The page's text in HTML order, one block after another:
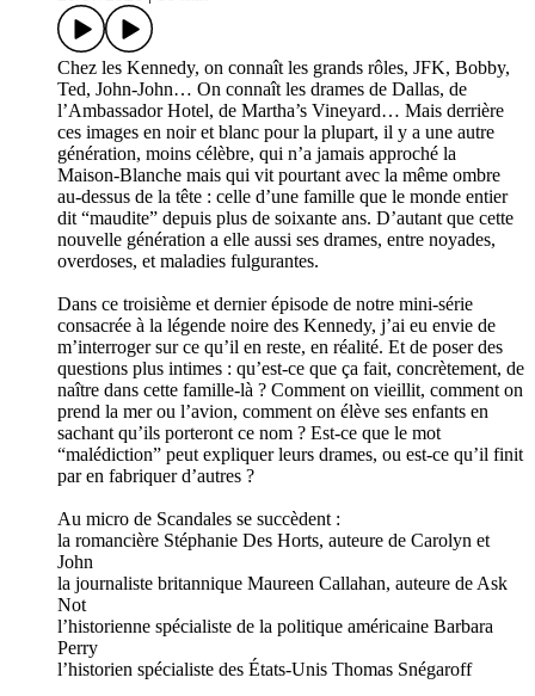
Chez les Kennedy, on connaît les grands rôles, JFK, Bobby,
Ted, John‑John… On connaît les drames de Dallas, de
l’Ambassador Hotel, de Martha’s Vineyard… Mais derrière
ces images en noir et blanc pour la plupart, il y a une autre
génération, moins célèbre, qui n’a jamais approché la
Maison‑Blanche mais qui vit pourtant avec la même ombre
au‑dessus de la tête : celle d’une famille que le monde entier
dit “maudite” depuis plus de soixante ans. D’autant que cette
nouvelle génération a elle aussi ses drames, entre noyades,
overdoses, et maladies fulgurantes.
Dans ce troisième et dernier épisode de notre mini-série
consacrée à la légende noire des Kennedy, j’ai eu envie de
m’interroger sur ce qu’il en reste, en réalité. Et de poser des
questions plus intimes : qu’est‑ce que ça fait, concrètement, de
naître dans cette famille‑là ? Comment on vieillit, comment on
prend la mer ou l’avion, comment on élève ses enfants en
sachant qu’ils porteront ce nom ? Est‑ce que le mot
“malédiction” peut expliquer leurs drames, ou est‑ce qu’il finit
par en fabriquer d’autres ?
Au micro de Scandales se succèdent :
la romancière Stéphanie Des Horts, auteure de Carolyn et
John
la journaliste britannique Maureen Callahan, auteure de Ask
Not
l’historienne spécialiste de la politique américaine Barbara
Perry
l’historien spécialiste des États-Unis Thomas Snégaroff